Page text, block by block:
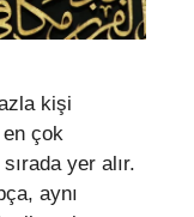
kişi
çok
yer alır.
aynı